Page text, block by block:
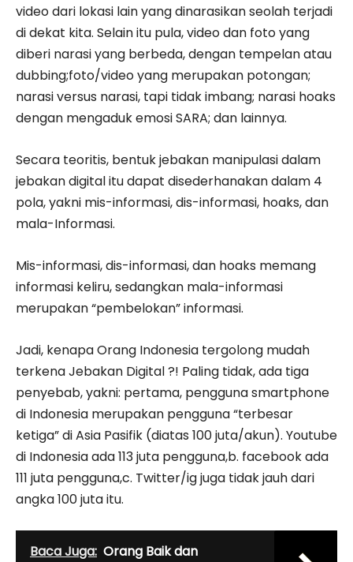
video dari lokasi lain yang dinarasikan seolah terjadi
di dekat kita. Selain itu pula, video dan foto yang
diberi narasi yang berbeda, dengan tempelan atau
dubbing;foto/video yang merupakan potongan;
narasi versus narasi, tapi tidak imbang; narasi hoaks
dengan mengaduk emosi SARA; dan lainnya.
Secara teoritis, bentuk jebakan manipulasi dalam
jebakan digital itu dapat disederhanakan dalam 4
pola, yakni mis-informasi, dis-informasi, hoaks, dan
mala-Informasi.
Mis-informasi, dis-informasi, dan hoaks memang
informasi keliru, sedangkan mala-informasi
merupakan “pembelokan” informasi.
Jadi, kenapa Orang Indonesia tergolong mudah
terkena Jebakan Digital ?! Paling tidak, ada tiga
penyebab, yakni: pertama, pengguna smartphone
di Indonesia merupakan pengguna “terbesar
ketiga” di Asia Pasifik (diatas 100 juta/akun). Youtube
di Indonesia ada 113 juta pengguna,b. facebook ada
111 juta pengguna,c. Twitter/ig juga tidak jauh dari
angka 100 juta itu.
Baca Juga: Orang Baik dan